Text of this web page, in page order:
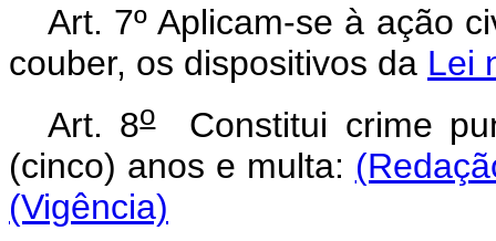
Art. 7º Aplicam-se à ação
couber, os dispositivos da Lei
Art. 8oConstitui crime
(cinco) anos e multa:
(Vigência)